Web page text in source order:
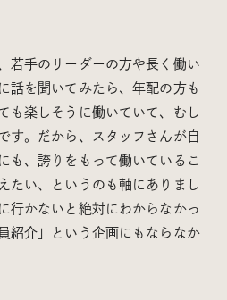
若手のリーダーの方や長く働い
話を聞いてみたら、年配の方も
も楽しそうに働いていて、むし
す。だから、スタッフさんが自
も、誇りをもって働いているこ
たい、というのも軸にありまし
行かないと絶対にわからなかっ
紹介」という企画にもならなか